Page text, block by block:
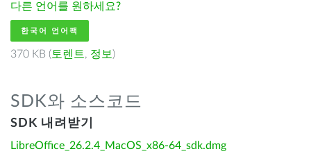
다른 언어를 원하세요?
한국어 언어팩
370 KB ( 토렌트, 정보 )
SDK와 소스코드
SDK 내려받기
LibreOffice_26.2.4_MacOS_x86-64_sdk.dmg